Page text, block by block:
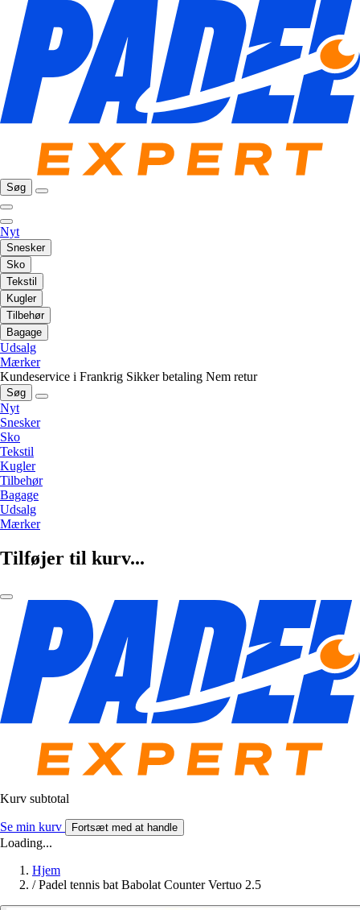
Søg
Nyt
Snesker
Sko
Tekstil
Kugler
Tilbehør
Bagage
Udsalg
Mærker
Kundeservice i Frankrig Sikker betaling Nem retur
Søg
Nyt
Snesker
Sko
Tekstil
Kugler
Tilbehør
Bagage
Udsalg
Mærker
Tilføjer til kurv...
Kurv subtotal
Se min kurv Fortsæt med at handle
Loading...
Hjem
/ Padel tennis bat Babolat Counter Vertuo 2.5